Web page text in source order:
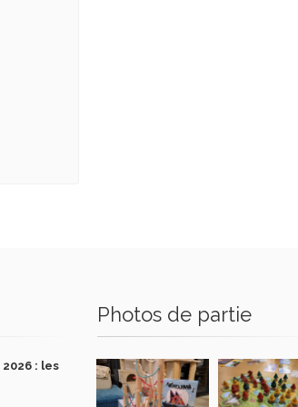
: les
Photos de partie